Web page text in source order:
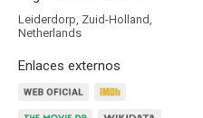
Leiderdorp, Zuid-Holland,
Netherlands
Enlaces externos